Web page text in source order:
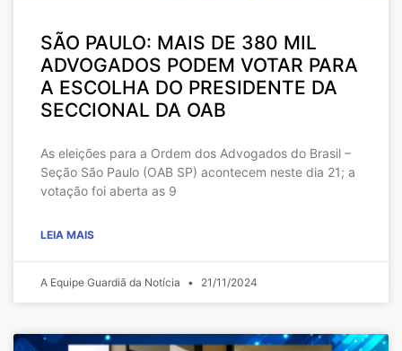
SÃO PAULO: MAIS DE 380 MIL
ADVOGADOS PODEM VOTAR PARA
A ESCOLHA DO PRESIDENTE DA
SECCIONAL DA OAB
As eleições para a Ordem dos Advogados do Brasil –
Seção São Paulo (OAB SP) acontecem neste dia 21; a
votação foi aberta as 9
LEIA MAIS
A Equipe Guardiã da Notícia 21/11/2024